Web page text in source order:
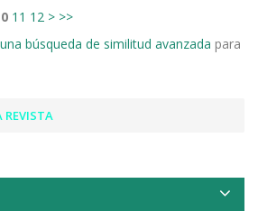
11 12 > >>
búsqueda de similitud avanzada para
REVISTA